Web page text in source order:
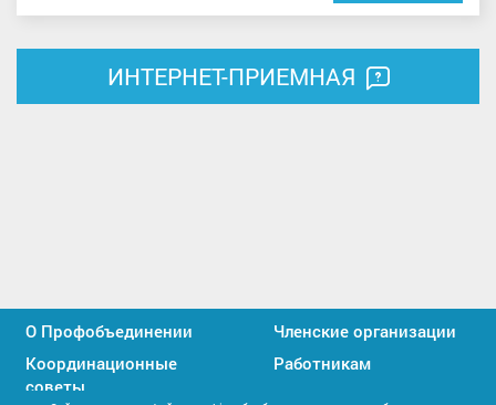
ИНТЕРНЕТ-ПРИЕМНАЯ
О Профобъединении
Членские организации
Координационные
советы
Работникам